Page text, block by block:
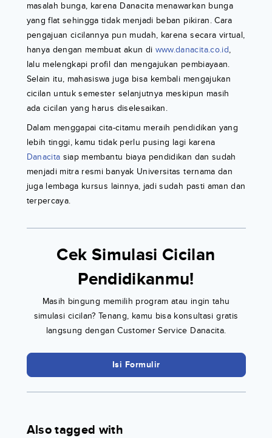
masalah bunga, karena Danacita menawarkan bunga
yang flat sehingga tidak menjadi beban pikiran. Cara
pengajuan cicilannya pun mudah, karena secara virtual,
hanya dengan membuat akun di www.danacita.co.id,
lalu melengkapi profil dan mengajukan pembiayaan.
Selain itu, mahasiswa juga bisa kembali mengajukan
cicilan untuk semester selanjutnya meskipun masih
ada cicilan yang harus diselesaikan.
Dalam menggapai cita-citamu meraih pendidikan yang
lebih tinggi, kamu tidak perlu pusing lagi karena
Danacita siap membantu biaya pendidikan dan sudah
menjadi mitra resmi banyak Universitas ternama dan
juga lembaga kursus lainnya, jadi sudah pasti aman dan
terpercaya.
Cek Simulasi Cicilan
Pendidikanmu!
Masih bingung memilih program atau ingin tahu
simulasi cicilan? Tenang, kamu bisa konsultasi gratis
langsung dengan Customer Service Danacita.
Isi Formulir
Also tagged with